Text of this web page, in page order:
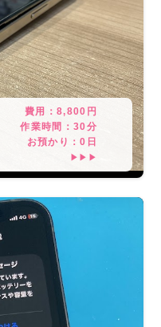
費用：8,800 円
作業時間： 30分
お預かり：0 日
▶▶▶